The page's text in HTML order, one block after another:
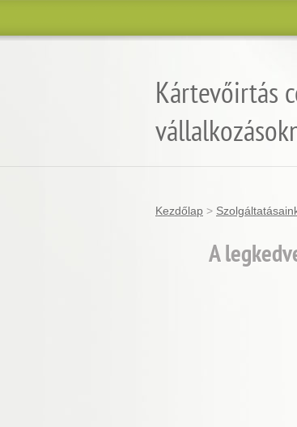
Kártevőirtás
Kezdőlap >
A